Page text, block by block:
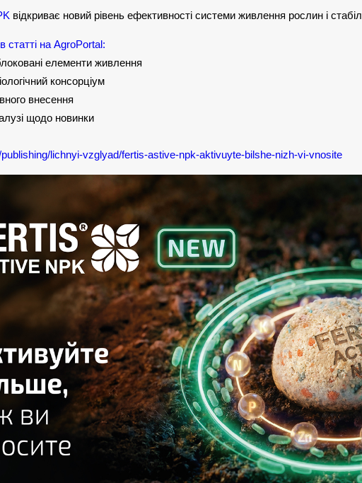
відкриває новий рівень ефективності системи живлення рослин і
статті на AgroPortal:
елементи живлення
консорціум
внесення
щодо новинки
lichnyi-vzglyad/fertis-astive-npk-aktivuyte-bilshe-nizh-vi-vnosite